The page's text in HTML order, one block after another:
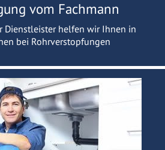
vom Fachmann
Dienstleister helfen wir Ihnen in
bei Rohrverstopfungen